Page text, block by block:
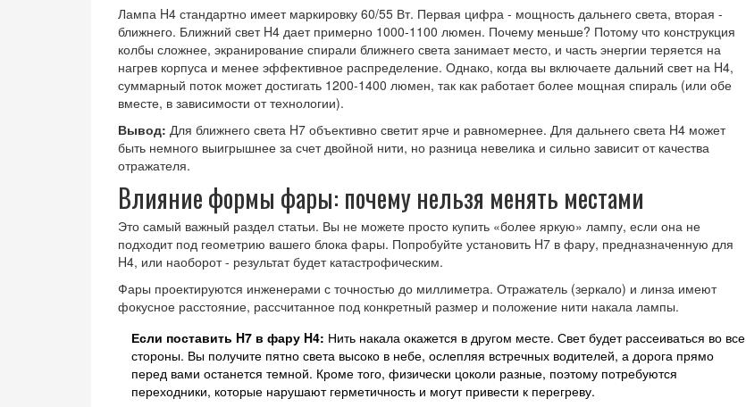
Лампа H4 стандартно имеет маркировку 60/55 Вт. Первая цифра - мощность дальнего света, вторая -
ближнего. Ближний свет H4 дает примерно 1000-1100 люмен. Почему меньше? Потому что конструкция
колбы сложнее, экранирование спирали ближнего света занимает место, и часть энергии теряется на
нагрев корпуса и менее эффективное распределение. Однако, когда вы включаете дальний свет на H4,
суммарный поток может достигать 1200-1400 люмен, так как работает более мощная спираль (или обе
вместе, в зависимости от технологии).
Вывод: Для ближнего света H7 объективно светит ярче и равномернее. Для дальнего света H4 может
быть немного выигрышнее за счет двойной нити, но разница невелика и сильно зависит от качества
отражателя.
Влияние формы фары: почему нельзя менять местами
Это самый важный раздел статьи. Вы не можете просто купить «более яркую» лампу, если она не
подходит под геометрию вашего блока фары. Попробуйте установить H7 в фару, предназначенную для
H4, или наоборот - результат будет катастрофическим.
Фары проектируются инженерами с точностью до миллиметра. Отражатель (зеркало) и линза имеют
фокусное расстояние, рассчитанное под конкретный размер и положение нити накала лампы.
Если поставить H7 в фару H4: Нить накала окажется в другом месте. Свет будет рассеиваться во все
стороны. Вы получите пятно света высоко в небе, ослепляя встречных водителей, а дорога прямо
перед вами останется темной. Кроме того, физически цоколи разные, поэтому потребуются
переходники, которые нарушают герметичность и могут привести к перегреву.